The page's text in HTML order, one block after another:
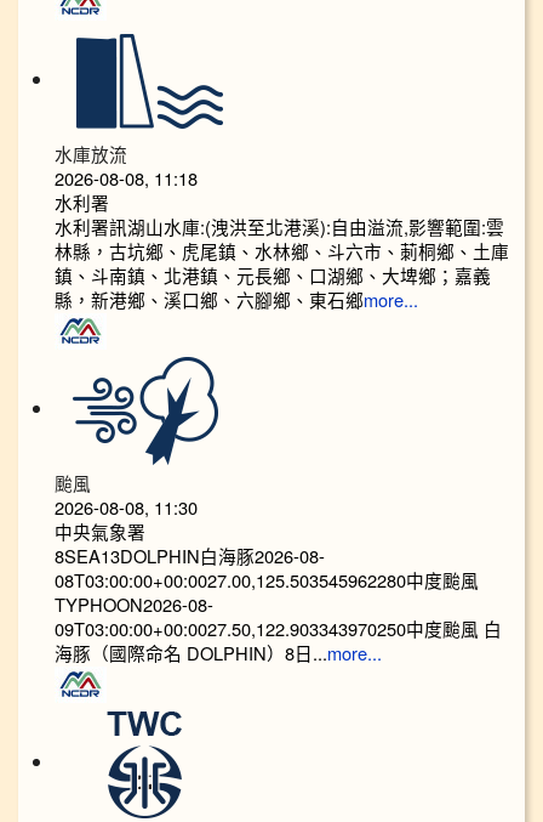
水庫放流
2026-08-08, 11:18
水利署
水利署訊湖山水庫:(洩洪至北港溪):自由溢流,影響範圍:雲
林縣，古坑鄉、虎尾鎮、水林鄉、斗六市、莿桐鄉、土庫
鎮、斗南鎮、北港鎮、元長鄉、口湖鄉、大埤鄉；嘉義
縣，新港鄉、溪口鄉、六腳鄉、東石鄉more...
颱風
2026-08-08, 11:30
中央氣象署
8SEA13DOLPHIN白海豚2026-08-
08T03:00:00+00:0027.00,125.503545962280中度颱風
TYPHOON2026-08-
09T03:00:00+00:0027.50,122.903343970250中度颱風 白
海豚（國際命名 DOLPHIN）8日...more...